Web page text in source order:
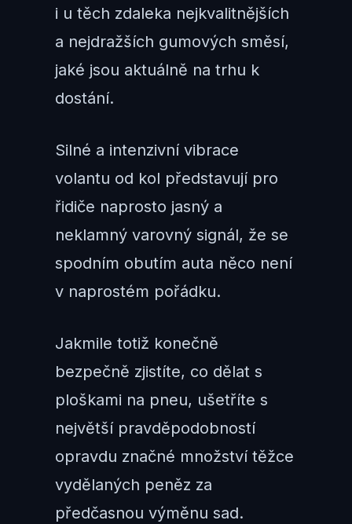
i u těch zdaleka nejkvalitnějších
a nejdražších gumových směsí,
jaké jsou aktuálně na trhu k
dostání.
Silné a intenzivní vibrace
volantu od kol představují pro
řidiče naprosto jasný a
neklamný varovný signál, že se
spodním obutím auta něco není
v naprostém pořádku.
Jakmile totiž konečně
bezpečně zjistíte, co dělat s
ploškami na pneu, ušetříte s
největší pravděpodobností
opravdu značné množství těžce
vydělaných peněz za
předčasnou výměnu sad.